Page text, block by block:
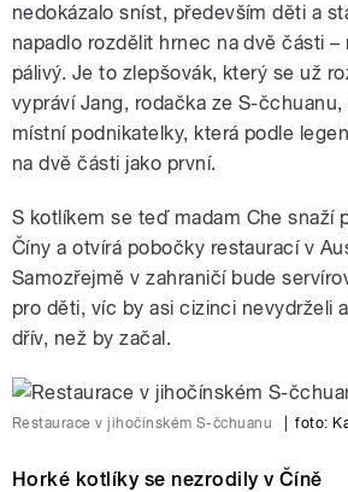
nedokázalo sníst, především děti a
napadlo rozdělit hrnec na dvě části –
pálivý. Je to zlepšovák, který se už
vypráví Jang, rodačka ze S-
místní podnikatelky, která podle
na dvě části jako první.
S kotlíkem se teď madam Che snaží
Číny a otvírá pobočky restaurací v
Samozřejmě v zahraničí bude
pro děti, víc by asi cizinci nevydrželi
dřív, než by začal.
Restaurace v jihočínském S-čchuanu foto:
Horké kotlíky se nezrodily v Číně